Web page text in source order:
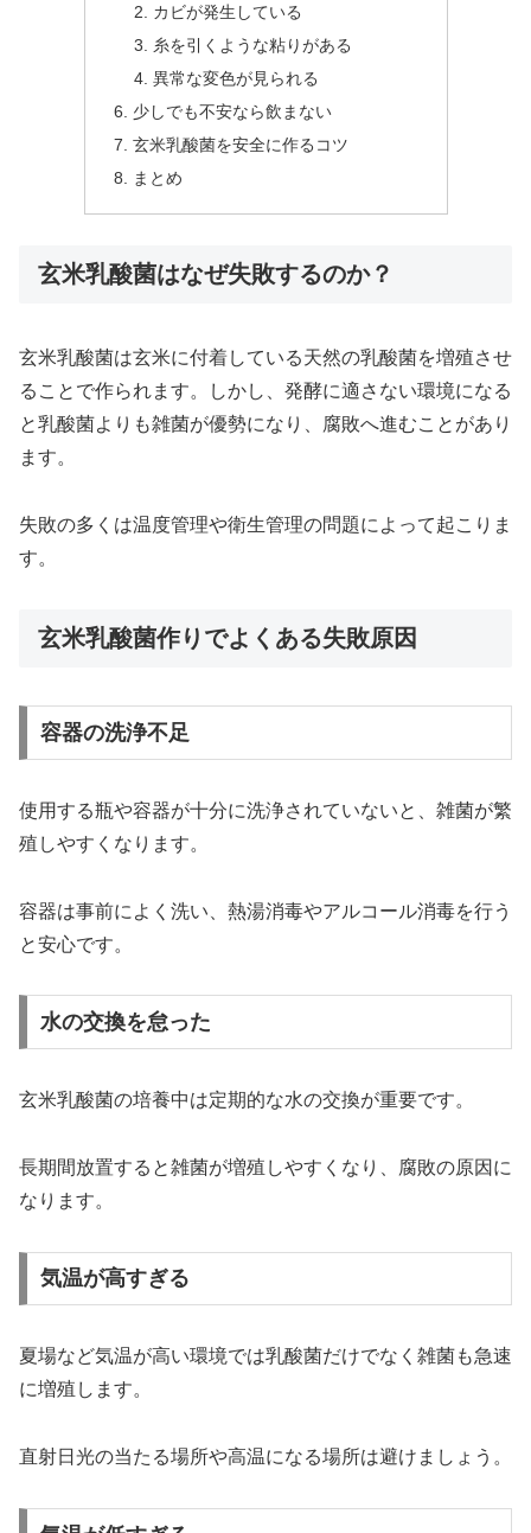
カビが発生している
糸を引くような粘りがある
異常な変色が見られる
少しでも不安なら飲まない
玄米乳酸菌を安全に作るコツ
まとめ
玄米乳酸菌はなぜ失敗するのか？
玄米乳酸菌は玄米に付着している天然の乳酸菌を増殖させ
ることで作られます。しかし、発酵に適さない環境になる
と乳酸菌よりも雑菌が優勢になり、腐敗へ進むことがあり
ます。
失敗の多くは温度管理や衛生管理の問題によって起こりま
す。
玄米乳酸菌作りでよくある失敗原因
容器の洗浄不足
使用する瓶や容器が十分に洗浄されていないと、雑菌が繁
殖しやすくなります。
容器は事前によく洗い、熱湯消毒やアルコール消毒を行う
と安心です。
水の交換を怠った
玄米乳酸菌の培養中は定期的な水の交換が重要です。
長期間放置すると雑菌が増殖しやすくなり、腐敗の原因に
なります。
気温が高すぎる
夏場など気温が高い環境では乳酸菌だけでなく雑菌も急速
に増殖します。
直射日光の当たる場所や高温になる場所は避けましょう。